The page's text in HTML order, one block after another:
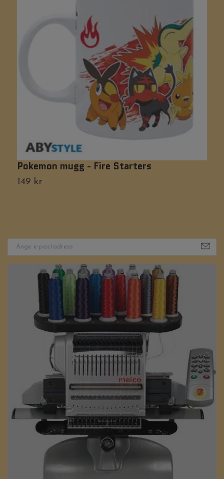
Pokemon mugg - Fire Starters
149 kr